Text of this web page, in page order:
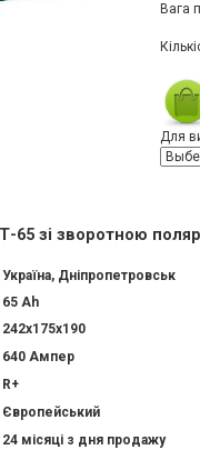
Вага
Для
65 зі зворотною
Україна, Дніпропетровськ
65 Аh
242х175х190
640 Ампер
R+
Європейський
24 місяці з дня продажу